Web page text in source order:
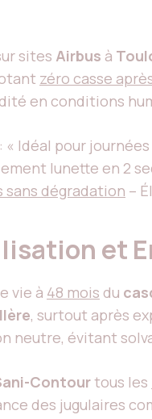
sites Airbus à
zéro casse
en conditions
: « Idéal pour
lunette en 2
sans dégradation –
et
vie à 48 mois du
, surtout après
neutre, évitant
Contourtous les
des jugulaires